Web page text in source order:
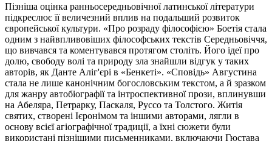
Пізніша оцінка ранньосередньовічної латинської літератури
підкреслює її величезний вплив на подальший розвиток
європейської культури. «Про розраду філософією» Боетія стала
одним з найвпливовіших філософських текстів Середньовіччя,
що вивчався та коментувався протягом століть. Його ідеї про
долю, свободу волі та природу зла знайшли відгук у таких
авторів, як Данте Аліг'єрі в «Бенкеті». «Сповідь» Августина
стала не лише канонічним богословським текстом, а й зразком
для жанру автобіографії та інтроспективної прози, вплинувши
на Абеляра, Петрарку, Паскаля, Руссо та Толстого. Житія
святих, створені Ієронімом та іншими авторами, лягли в
основу всієї агіографічної традиції, а їхні сюжети були
використані пізнішими письменниками, включаючи Гюстава